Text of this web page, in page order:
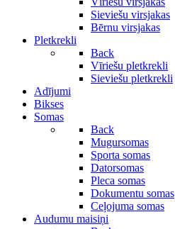
Sieviešu virsjakas
Bērnu virsjakas
Pletkrekli
Back
Vīriešu pletkrekli
Sieviešu pletkrekli
Adījumi
Bikses
Somas
Back
Mugursomas
Sporta somas
Datorsomas
Pleca somas
Dokumentu somas
Ceļojuma somas
Audumu maisiņi